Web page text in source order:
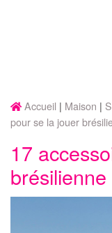
Accueil Maison
pour se la jouer
17